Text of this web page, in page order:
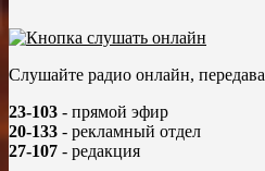
Слушайте радио онлайн,
23-103 - прямой эфир
20-133 - рекламный отдел
27-107 - редакция